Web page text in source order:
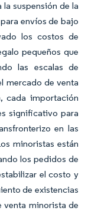
suspensión de la
envíos de bajo
los costos de
pequeños que
las escalas de
mercado de venta
cada importación
significativo para
en las
minoristas están
los pedidos de
el costo y
de existencias
venta minorista de